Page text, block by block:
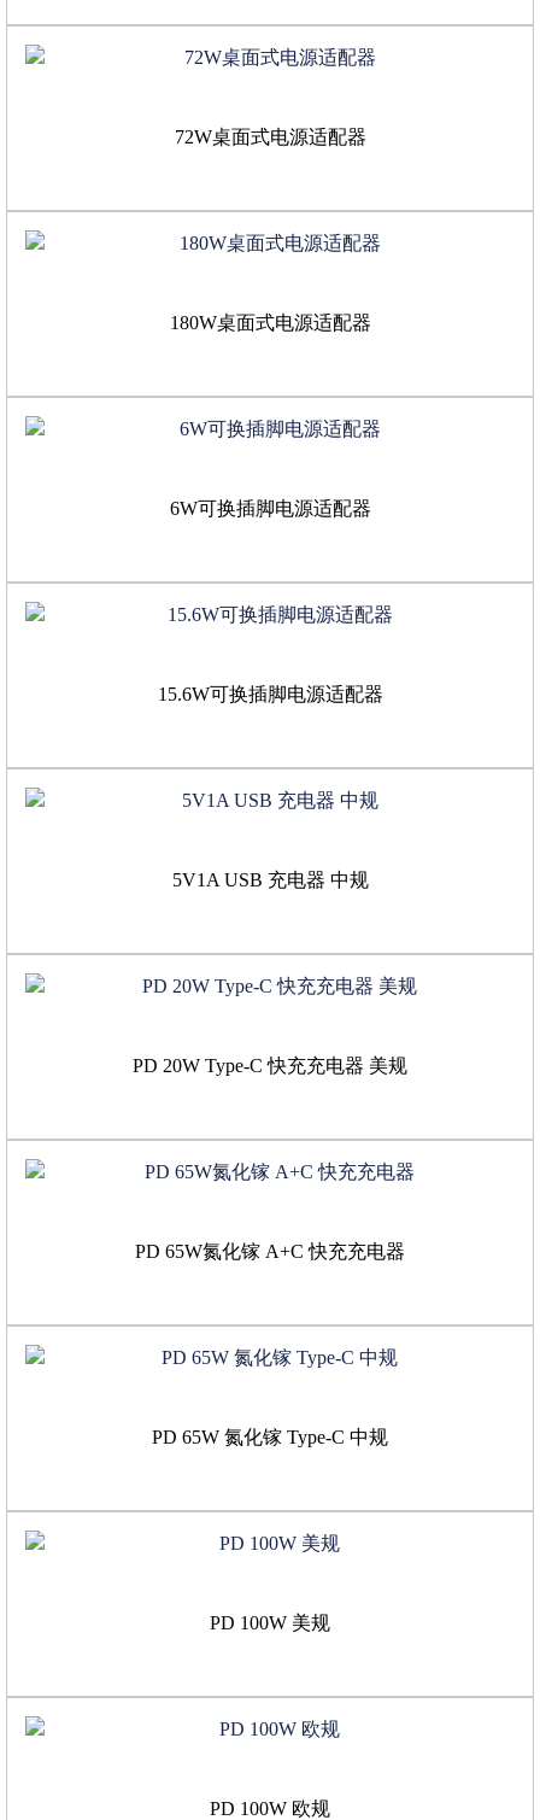
72W桌面式电源适配器
180W桌面式电源适配器
6W可换插脚电源适配器
15.6W可换插脚电源适配器
5V1A USB 充电器 中规
PD 20W Type-C 快充充电器 美规
PD 65W氮化镓 A+C 快充充电器
PD 65W 氮化镓 Type-C 中规
PD 100W 美规
PD 100W 欧规